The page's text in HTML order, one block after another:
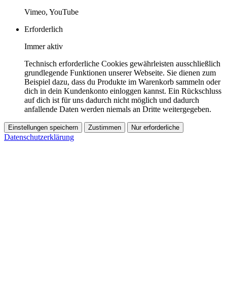
Vimeo, YouTube
Erforderlich
Immer aktiv
Technisch erforderliche Cookies gewährleisten ausschließlich
grundlegende Funktionen unserer Webseite. Sie dienen zum
Beispiel dazu, dass du Produkte im Warenkorb sammeln oder
dich in dein Kundenkonto einloggen kannst. Ein Rückschluss
auf dich ist für uns dadurch nicht möglich und dadurch
anfallende Daten werden niemals an Dritte weitergegeben.
Einstellungen speichern Zustimmen Nur erforderliche
Datenschutzerklärung